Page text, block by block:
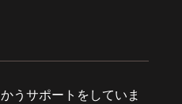
うサポートをしていま